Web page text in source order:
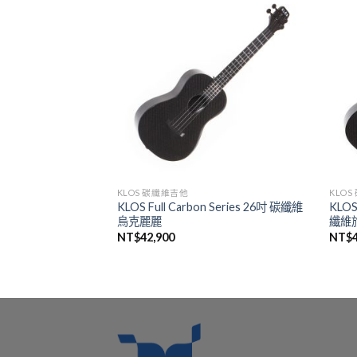
KLOS 碳纖維吉他
KLOS Full Carbon Series 26吋 碳纖維
烏克麗麗
NT$42,900
KLOS
纖維
NT$